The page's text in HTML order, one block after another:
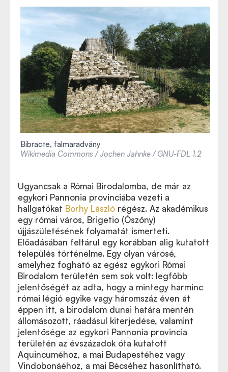
Bibracte, falmaradvány
Wikimedia Commons / Jochen Jahnke / GNU-FDL 1.2
Ugyancsak a Római Birodalomba, de már az
egykori Pannonia provinciába vezeti a
hallgatókat Borhy László régész. Az akadémikus
egy római város, Brigetio (Ószőny)
újjászületésének folyamatát ismerteti.
Előadásában feltárul egy korábban alig kutatott
település történelme. Egy olyan városé,
amelyhez fogható az egész egykori Római
Birodalom területén sem sok volt: legfőbb
jelentőségét az adta, hogy a mintegy harminc
római légió egyike vagy háromszáz éven át
éppen itt, a birodalom dunai határa mentén
állomásozott, ráadásul kiterjedése, valamint
jelentősége az egykori Pannonia provincia
területén az évszázadok óta kutatott
Aquincuméhoz, a mai Budapestéhez vagy
Vindobonáéhoz, a mai Bécséhez hasonlítható.